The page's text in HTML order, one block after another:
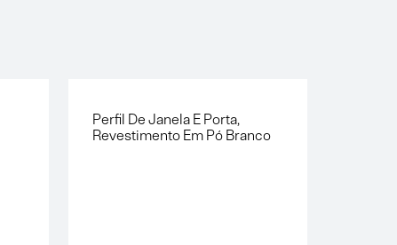
Perfil De Janela E Porta,
Revestimento Em Pó Branco